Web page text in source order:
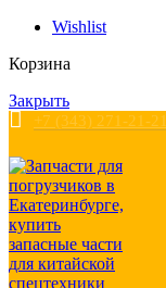
Wishlist
Корзина
Закрыть
+7 (343) 271-21-21